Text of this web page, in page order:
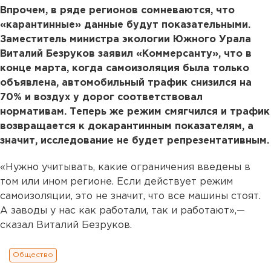
Впрочем, в ряде регионов сомневаются, что
«карантинные» данные будут показательными.
Заместитель министра экологии Южного Урала
Виталий Безруков заявил «Коммерсанту», что в
конце марта, когда самоизоляция была только
объявлена, автомобильный трафик снизился на
70% и воздух у дорог соответствовал
нормативам. Теперь же режим смягчился и трафик
возвращается к докарантинным показателям, а
значит, исследование не будет репрезентативным.
«Нужно учитывать, какие ограничения введены в
том или ином регионе. Если действует режим
самоизоляции, это не значит, что все машины стоят.
А заводы у нас как работали, так и работают»,—
сказал Виталий Безруков.
Общество